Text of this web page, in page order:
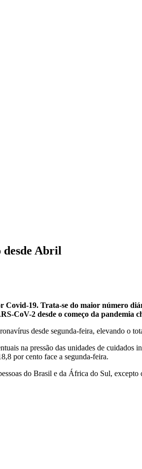
desde Abril
19. Trata-se do maior número
CoV-2 desde o começo da pandemia
desde segunda-feira, elevando o
na pressão das unidades de cuidados
por cento face a segunda-feira.
do Brasil e da África do Sul,